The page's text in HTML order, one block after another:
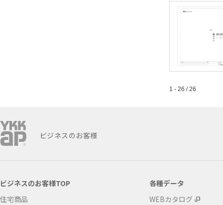
1 - 26 / 26
ビジネスのお客様
ビジネスのお客様TOP
住宅商品
各種データ
WEBカタログ